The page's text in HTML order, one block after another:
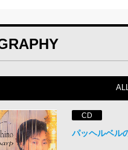
CD
パッヘルベル